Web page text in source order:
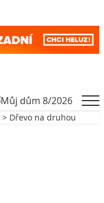
> Dřevo na druhou